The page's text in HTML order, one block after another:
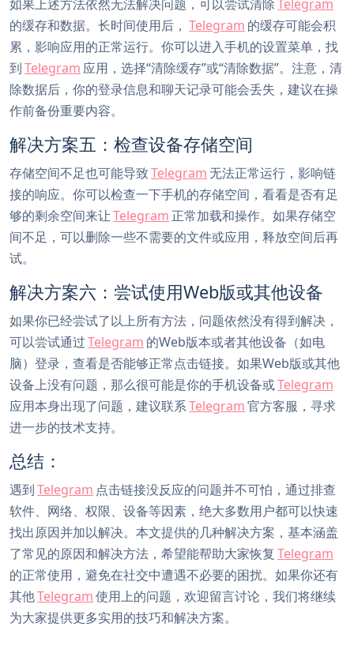
如果上述方法依然无法解决问题，可以尝试清除 Telegram
的缓存和数据。长时间使用后， Telegram 的缓存可能会积
累，影响应用的正常运行。你可以进入手机的设置菜单，找
到Telegram 应用，选择“清除缓存”或“清除数据”。注意，清
除数据后，你的登录信息和聊天记录可能会丢失，建议在操
作前备份重要内容。
解决方案五：检查设备存储空间
存储空间不足也可能导致Telegram无法正常运行，影响链
接的响应。你可以检查一下手机的存储空间，看看是否有足
够的剩余空间来让Telegram 正常加载和操作。如果存储空
间不足，可以删除一些不需要的文件或应用，释放空间后再
试。
解决方案六：尝试使用Web版或其他设备
如果你已经尝试了以上所有方法，问题依然没有得到解决，
可以尝试通过Telegram 的Web版本或者其他设备（如电
脑）登录，查看是否能够正常点击链接。如果Web版或其他
设备上没有问题，那么很可能是你的手机设备或Telegram
应用本身出现了问题，建议联系Telegram官方客服，寻求
进一步的技术支持。
总结：
遇到Telegram 点击链接没反应的问题并不可怕，通过排查
软件、网络、权限、设备等因素，绝大多数用户都可以快速
找出原因并加以解决。本文提供的几种解决方案，基本涵盖
了常见的原因和解决方法，希望能帮助大家恢复 Telegram
的正常使用，避免在社交中遭遇不必要的困扰。如果你还有
其他Telegram使用上的问题，欢迎留言讨论，我们将继续
为大家提供更多实用的技巧和解决方案。